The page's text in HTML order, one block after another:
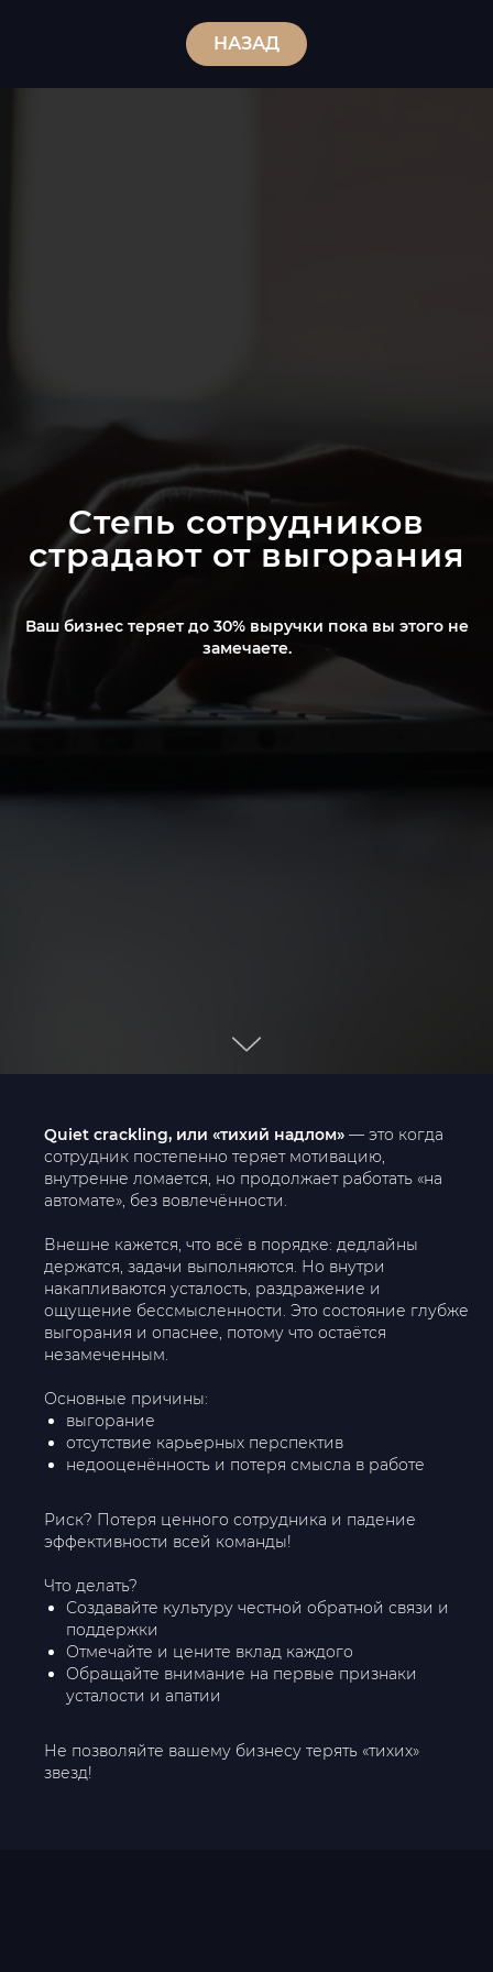
НАЗАД
Степь сотрудников
страдают от выгорания
Ваш бизнес теряет до 30% выручки пока вы этого не
замечаете.
Quiet crackling, или «тихий надлом» — это когда
сотрудник постепенно теряет мотивацию,
внутренне ломается, но продолжает работать «на
автомате», без вовлечённости.
Внешне кажется, что всё в порядке: дедлайны
держатся, задачи выполняются. Но внутри
накапливаются усталость, раздражение и
ощущение бессмысленности. Это состояние глубже
выгорания и опаснее, потому что остаётся
незамеченным.
Основные причины:
выгорание
отсутствие карьерных перспектив
недооценённость и потеря смысла в работе
Риск? Потеря ценного сотрудника и падение
эффективности всей команды!
Что делать?
Создавайте культуру честной обратной связи и
поддержки
Отмечайте и цените вклад каждого
Обращайте внимание на первые признаки
усталости и апатии
Не позволяйте вашему бизнесу терять «тихих»
звезд!